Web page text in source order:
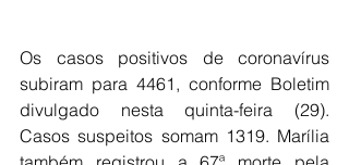
Os casos positivos de coronavírus
subiram para 4461, conforme Boletim
divulgado nesta quinta-feira (29).
Casos suspeitos somam 1319. Marília